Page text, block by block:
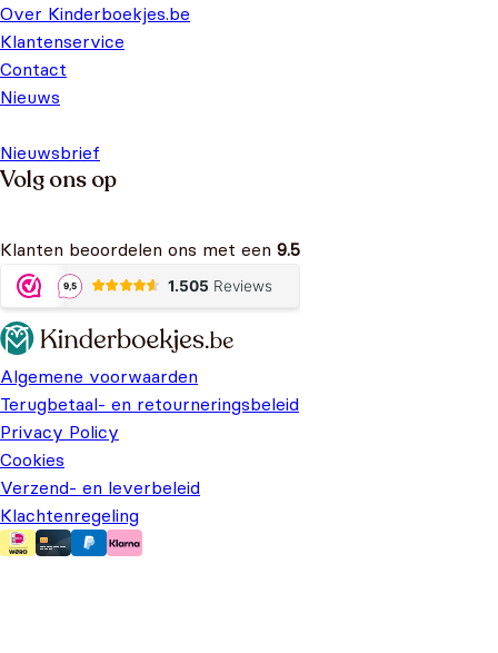
Over Kinderboekjes.be
Klantenservice
Contact
Nieuws
Nieuwsbrief
Volg ons op
Klanten beoordelen ons met een 9.5
Algemene voorwaarden
Terugbetaal- en retourneringsbeleid
Privacy Policy
Cookies
Verzend- en leverbeleid
Klachtenregeling